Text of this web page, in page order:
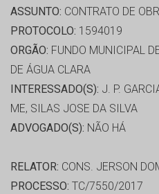
ASSUNTO: CONTRATO DE
PROTOCOLO: 1594019
ORGÃO: FUNDO MUNICIPAL
DE ÁGUA CLARA
INTERESSADO(S): J. P.
ME, SILAS JOSE DA SILVA
ADVOGADO(S): NÃO HÁ
RELATOR: CONS. JERSON
PROCESSO: TC/7550/2017